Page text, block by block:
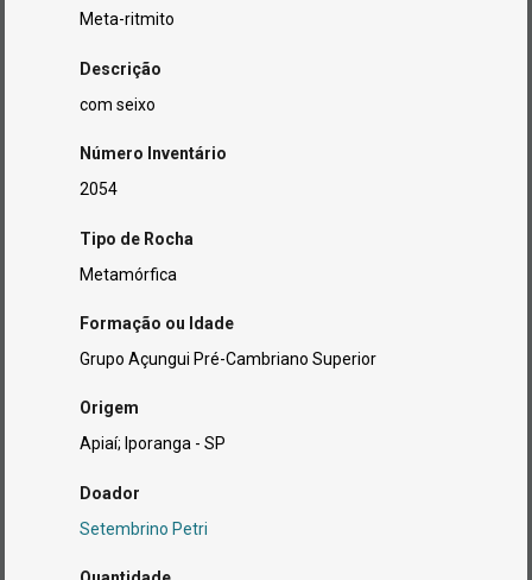
Meta-ritmito
Descrição
com seixo
Número Inventário
2054
Tipo de Rocha
Metamórfica
Formação ou Idade
Grupo Açungui Pré-Cambriano Superior
Origem
Apiaí; Iporanga - SP
Doador
Setembrino Petri